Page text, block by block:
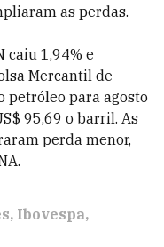
as perdas.
caiu 1,94% e
Mercantil de
petróleo para agosto
95,69 o barril. As
perda menor,
Ibovespa